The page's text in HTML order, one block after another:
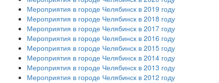
Мероприятия в городе Челябинск в 2019 году
Мероприятия в городе Челябинск в 2018 году
Мероприятия в городе Челябинск в 2017 году
Мероприятия в городе Челябинск в 2016 году
Мероприятия в городе Челябинск в 2015 году
Мероприятия в городе Челябинск в 2014 году
Мероприятия в городе Челябинск в 2013 году
Мероприятия в городе Челябинск в 2012 году